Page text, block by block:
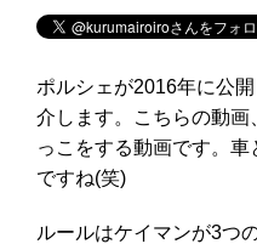
ポルシェが2016年に公
介します。こちらの動
っこをする動画です。
ですね(笑)
ルールはケイマンが3つ